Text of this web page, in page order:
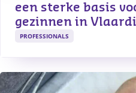
een sterke basis
gezinnen in
PROFESSIONALS